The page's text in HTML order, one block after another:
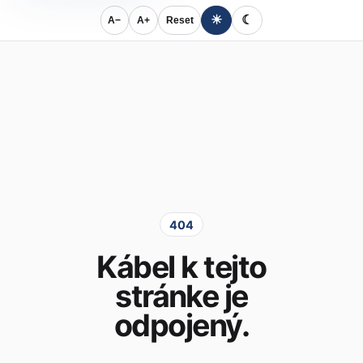
A− A+ Reset ☀ ☾
404
Kábel k tejto
stránke je
odpojený.